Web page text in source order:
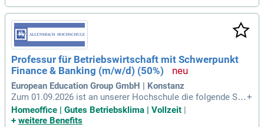
Professur für Betriebswirtschaft mit Schwerpunkt
Finance & Banking (m/w/d) (50%)
European Education Group GmbH | Konstanz
Zum 01.09.2026 ist an unserer Hochschule die folgende Ste
lle zu besetzen: Professur für Betriebswirtschaft mit Schwer
punkt Finance & Banking (m/w/d) (50%): Erwünscht ist ein L
+
Homeoffice | Gutes Betriebsklima | Vollzeit |
+ weitere Benefits